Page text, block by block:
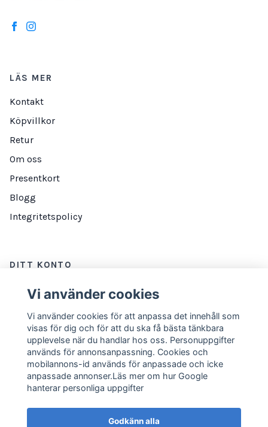
LÄS MER
Kontakt
Köpvillkor
Retur
Om oss
Presentkort
Blogg
Integritetspolicy
DITT KONTO
Logga in
NYHETSBREV
E-postadress
Prenumerera
Vi använder cookies
Vi använder cookies för att anpassa det innehåll som
visas för dig och för att du ska få bästa tänkbara
upplevelse när du handlar hos oss. Personuppgifter
används för annonsanpassning. Cookies och
mobilannons-id används för anpassade och icke
anpassade annonser.Läs mer om hur Google
hanterar personliga uppgifter
Godkänn alla